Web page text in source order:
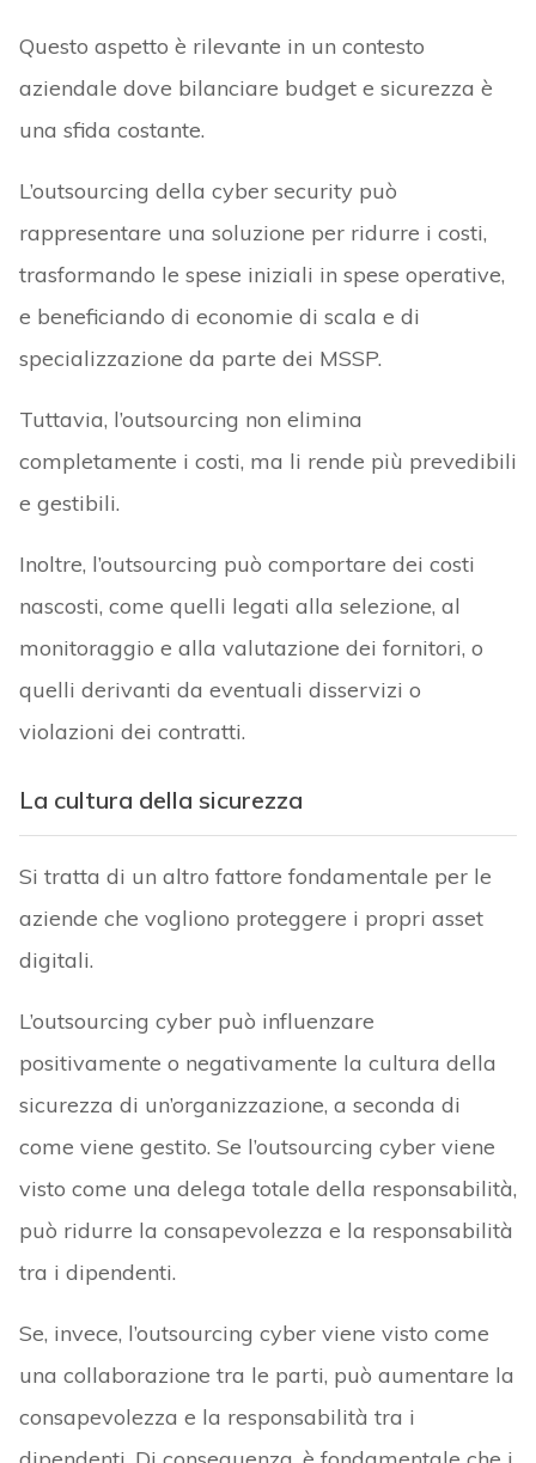
Questo aspetto è rilevante in un contesto
aziendale dove bilanciare budget e sicurezza è
una sfida costante.
L’outsourcing della cyber security può
rappresentare una soluzione per ridurre i costi,
trasformando le spese iniziali in spese operative,
e beneficiando di economie di scala e di
specializzazione da parte dei MSSP.
Tuttavia, l’outsourcing non elimina
completamente i costi, ma li rende più prevedibili
e gestibili.
Inoltre, l’outsourcing può comportare dei costi
nascosti, come quelli legati alla selezione, al
monitoraggio e alla valutazione dei fornitori, o
quelli derivanti da eventuali disservizi o
violazioni dei contratti.
La cultura della sicurezza
Si tratta di un altro fattore fondamentale per le
aziende che vogliono proteggere i propri asset
digitali.
L’outsourcing cyber può influenzare
positivamente o negativamente la cultura della
sicurezza di un’organizzazione, a seconda di
come viene gestito. Se l’outsourcing cyber viene
visto come una delega totale della responsabilità,
può ridurre la consapevolezza e la responsabilità
tra i dipendenti.
Se, invece, l’outsourcing cyber viene visto come
una collaborazione tra le parti, può aumentare la
consapevolezza e la responsabilità tra i